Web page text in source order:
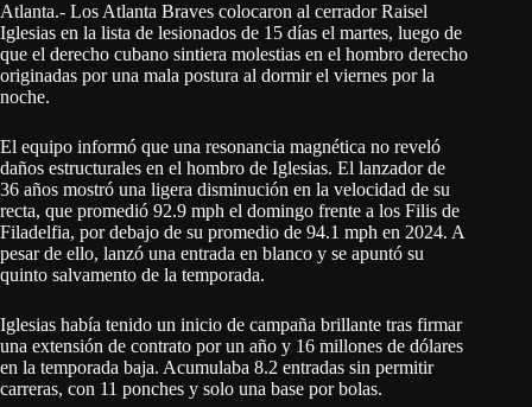
Atlanta.- Los Atlanta Braves colocaron al cerrador Raisel
Iglesias en la lista de lesionados de 15 días el martes, luego de
que el derecho cubano sintiera molestias en el hombro derecho
originadas por una mala postura al dormir el viernes por la
noche.
El equipo informó que una resonancia magnética no reveló
daños estructurales en el hombro de Iglesias. El lanzador de
36 años mostró una ligera disminución en la velocidad de su
recta, que promedió 92.9 mph el domingo frente a los Filis de
Filadelfia, por debajo de su promedio de 94.1 mph en 2024. A
pesar de ello, lanzó una entrada en blanco y se apuntó su
quinto salvamento de la temporada.
Iglesias había tenido un inicio de campaña brillante tras firmar
una extensión de contrato por un año y 16 millones de dólares
en la temporada baja. Acumulaba 8.2 entradas sin permitir
carreras, con 11 ponches y solo una base por bolas.